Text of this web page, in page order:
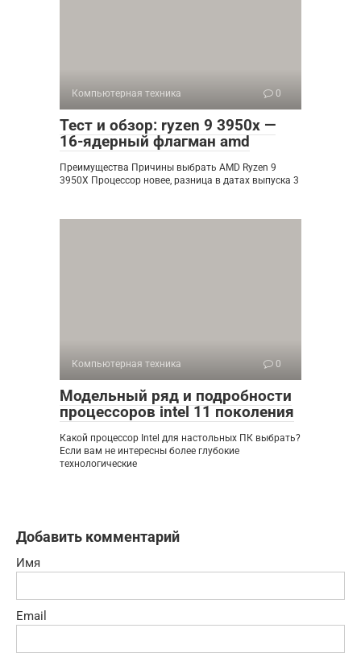
Компьютерная техника 0
Тест и обзор: ryzen 9 3950x —
16-ядерный флагман amd
Преимущества Причины выбрать AMD Ryzen 9
3950X Процессор новее, разница в датах выпуска 3
Компьютерная техника 0
Модельный ряд и подробности
процессоров intel 11 поколения
Какой процессор Intel для настольных ПК выбрать?
Если вам не интересны более глубокие
технологические
Добавить комментарий
Имя
Email